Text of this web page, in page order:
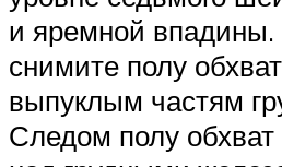
и яремной
снимите полу
выпуклым частям
Следом полу обхват